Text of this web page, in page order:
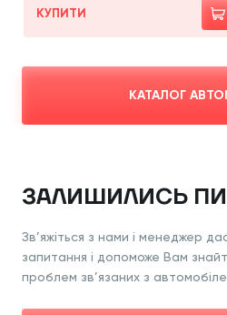
КУПИТИ
КАТАЛОГ
ЗАЛИШИЛИСЬ
Зв’яжіться з нами і менеджер
запитання і допоможе Вам
проблем зв’язаних з